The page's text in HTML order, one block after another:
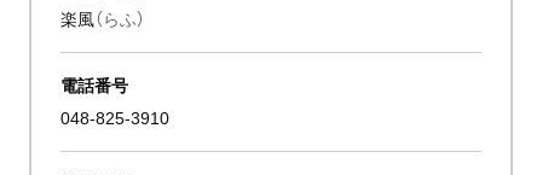
楽風（らふ）
電話番号
048-825-3910